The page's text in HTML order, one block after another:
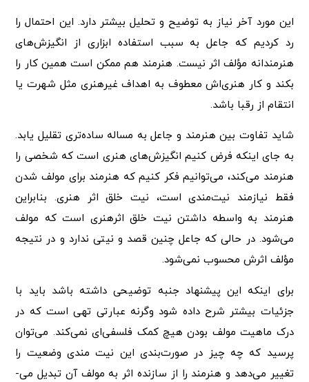
این مورد آخر نیاز به توضیح و تحلیل بیشتر دارد. این احتمال را
رد کردیم که جاعل به سبب استفاده ابزاری از انگیزش‌های
هنرمندانه مؤلف اثر نیست. هنرمند هم ممکن است همین کار را
بکند و کار هنری‌اش معطوف به اهداف غیرهنری مثل شهرت یا
انتقام از رقبا باشد.
شاید تفاوت بین هنرمند و جاعل به مساله ساده‌تری تقلیل یابد.
به جای اینکه فرض کنیم انگیزش‌های هنری است که شخصی را
هنرمند می‌کند‌، می‌توانیم فکر کنیم که هنرمند برای مولف شدن
فقط نیازمند نیت‌مندی است، نیت خلق اثر هنری. بنابراین
هنرمند به واسطه داشتن نیت خلق اثرهنری است که مولف
می‌شود. در حالی که جاعل چنین قصد و نیتی ندارد و در نتیجه
مؤلف اثرش محسوب نمی‌شود.
برای اینکه این پیشنهاد جنبه توضیحی داشته باشد باید با
جزئیات بیشتر شرح داده شود وگرنه عبارتی تهی است که در
درک ماهیت مولف بودن هیچ کمک فلسفی‌ای نمی‌کند. می‌توان
پرسید که چه چیز در صورت‌بندی این نیت مندی وضعیت را
تغییر می‌دهد و هنرمند را از سازنده اثر به مولف آن تبدیل می-